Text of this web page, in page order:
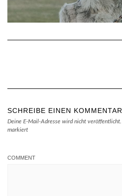
SCHREIBE EINEN KOMMENTAR
Deine E-Mail-Adresse wird nicht veröffentlicht.
markiert
COMMENT